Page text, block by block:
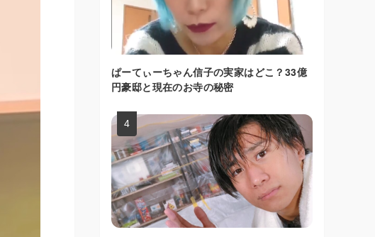
ぱーてぃーちゃん信子の実家はどこ？33億
円豪邸と現在のお寺の秘密